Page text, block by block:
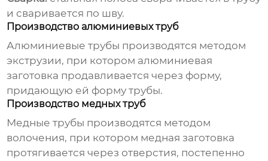
и сваривается по шву.
Производство алюминиевых труб
Алюминиевые трубы производятся методом
экструзии, при котором алюминиевая
заготовка продавливается через форму,
придающую ей форму трубы.
Производство медных труб
Медные трубы производятся методом
волочения, при котором медная заготовка
протягивается через отверстия, постепенно